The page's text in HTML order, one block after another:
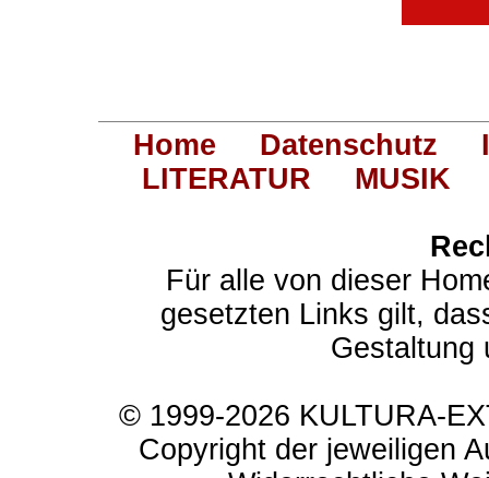
Home Datenschutz
LITERATUR
MUSIK
Für alle von dieser
gesetzten Links gilt,
Gestaltung
© 1999-2026 KULTURA-
Copyright der jeweiligen